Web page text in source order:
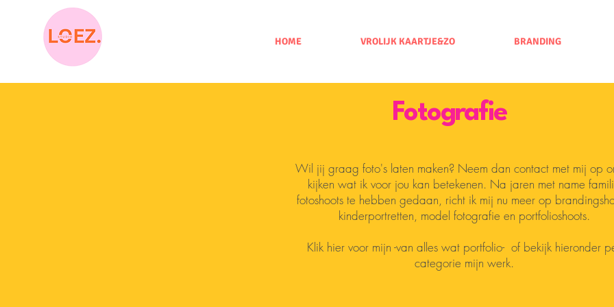
HOME VROLIJK KAARTJE&ZO BRANDING
Fotografie
Wil jij graag foto's laten maken? Neem dan contact met mij op
kijken wat ik voor jou kan betekenen. Na jaren met name
fotoshoots te hebben gedaan, richt ik mij nu meer op
kinderportretten, model fotografie en portfolioshoots.
Klik hier voor mijn -van alles wat portfolio- of bekijk hieronder
categorie mijn werk.